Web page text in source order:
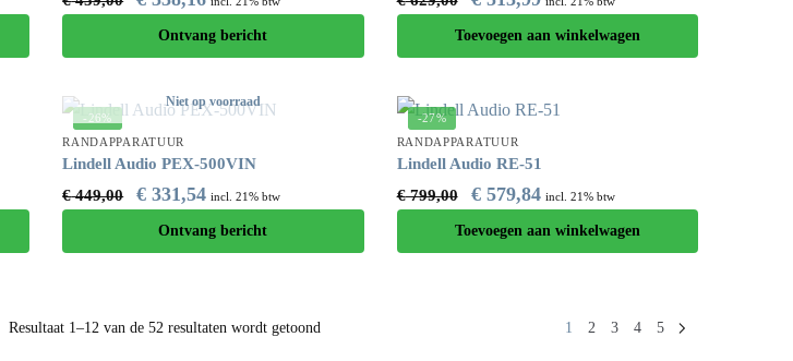
Ontvang bericht Toevoegen aan winkelwagen
-26%
Niet op voorraad
RANDAPPARATUUR
Lindell Audio PEX-500VIN
€449,00 € 331,54 incl. 21% btw
Ontvang bericht
-27%
RANDAPPARATUUR
Lindell Audio RE-51
€799,00 €579,84 incl. 21% btw
Toevoegen aan winkelwagen
Resultaat 1–12 van de 52 resultaten wordt getoond 1 2 3 4 5